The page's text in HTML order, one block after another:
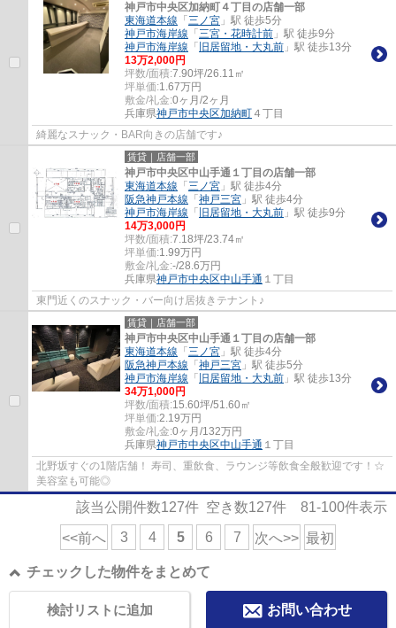
神戸市中央区加納町４丁目の店舗一部
東海道本線 「 三ノ宮 」駅 徒歩5分
神戸市海岸線 「 三宮・花時計前 」駅 徒歩9分
神戸市海岸線 「 旧居留地・大丸前 」駅 徒歩13分
13万2,000円
坪数/面積:7.90坪/26.11㎡
坪単価:1.67万円
敷金/礼金:0ヶ月/2ヶ月
兵庫県神戸市中央区加納町 ４丁目
綺麗なスナック・BAR向きの店舗です♪
賃貸｜店舗一部
神戸市中央区中山手通１丁目の店舗一部
東海道本線 「 三ノ宮 」駅 徒歩4分
阪急神戸本線 「 神戸三宮 」駅 徒歩4分
神戸市海岸線 「 旧居留地・大丸前 」駅 徒歩9分
14万3,000円
坪数/面積:7.18坪/23.74㎡
坪単価:1.99万円
敷金/礼金:-/28.6万円
兵庫県神戸市中央区中山手通 １丁目
東門近くのスナック・バー向け居抜きテナント♪
賃貸｜店舗一部
神戸市中央区中山手通１丁目の店舗一部
東海道本線 「 三ノ宮 」駅 徒歩4分
阪急神戸本線 「 神戸三宮 」駅 徒歩5分
神戸市海岸線 「 旧居留地・大丸前 」駅 徒歩13分
34万1,000円
坪数/面積:15.60坪/51.60㎡
坪単価:2.19万円
敷金/礼金:0ヶ月/132万円
兵庫県神戸市中央区中山手通 １丁目
北野坂すぐの1階店舗！ 寿司、重飲食、ラウンジ等飲食全般歓迎です！☆
美容室も可能◎
該当公開件数127件 空き数127件 81-100件表示
<<前へ 3 4 5 6 7 次へ>> 最初
チェックした物件をまとめて
お問い合わせ
検討リストに追加